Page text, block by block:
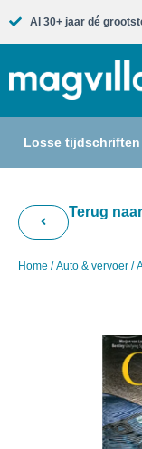
Al 30+ jaar dé
Losse tijdschriften
Terug
Home /Auto & vervoer /